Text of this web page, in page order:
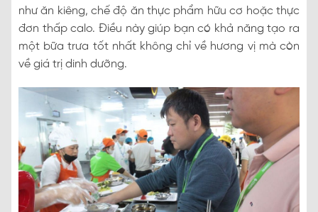
như ăn kiêng, chế độ ăn thực phẩm hữu cơ hoặc thực
đơn thấp calo. Điều này giúp bạn có khả năng tạo ra
một bữa trưa tốt nhất không chỉ về hương vị mà còn
về giá trị dinh dưỡng.